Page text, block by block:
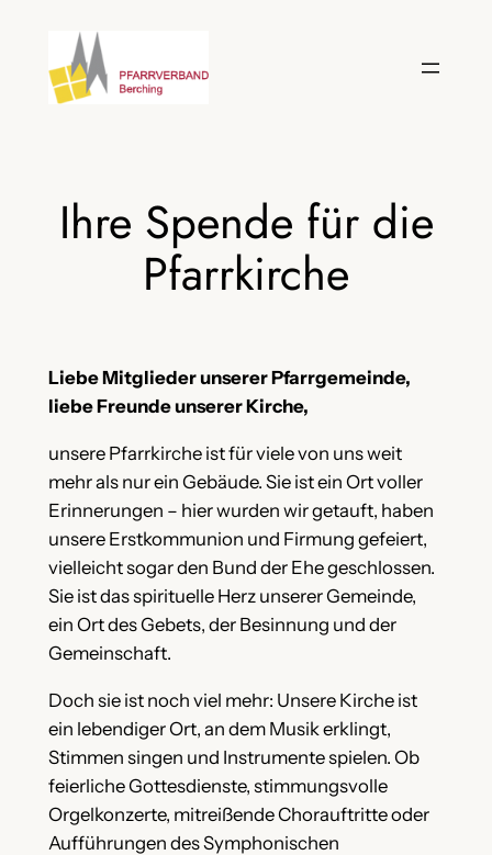
springen
Ihre Spende für die
Pfarrkirche
Liebe Mitglieder unserer Pfarrgemeinde,
liebe Freunde unserer Kirche,
unsere Pfarrkirche ist für viele von uns weit
mehr als nur ein Gebäude. Sie ist ein Ort voller
Erinnerungen – hier wurden wir getauft, haben
unsere Erstkommunion und Firmung gefeiert,
vielleicht sogar den Bund der Ehe geschlossen.
Sie ist das spirituelle Herz unserer Gemeinde,
ein Ort des Gebets, der Besinnung und der
Gemeinschaft.
Doch sie ist noch viel mehr: Unsere Kirche ist
ein lebendiger Ort, an dem Musik erklingt,
Stimmen singen und Instrumente spielen. Ob
feierliche Gottesdienste, stimmungsvolle
Orgelkonzerte, mitreißende Chorauftritte oder
Aufführungen des Symphonischen